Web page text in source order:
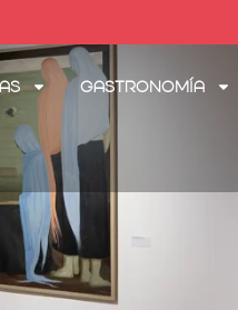
Gastronomía